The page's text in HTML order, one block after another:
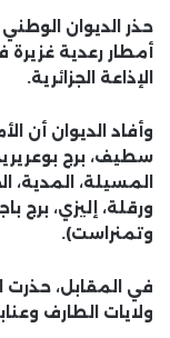
حذر الديوان
الإذاعة الجزائرية.
وأفاد الديوان أن
سطيف، برج
المسيلة، المدية،
ورقلة، إليزي، برج
وتمنراست).
في المقابل، حذرت
ولايات الطارف